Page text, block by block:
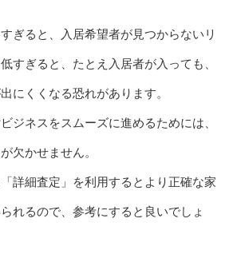
ぎると、入居希望者が見つからないリ
すぎると、たとえ入居者が入っても、
にくくなる恐れがあります。
ジネスをスムーズに進めるためには、
欠かせません。
詳細査定」を利用するとより正確な家
れるので、参考にすると良いでしょ